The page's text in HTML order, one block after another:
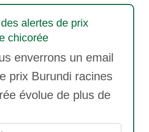
alertes de prix
chicorée
enverrons un email
prix Burundi racines
évolue de plus de